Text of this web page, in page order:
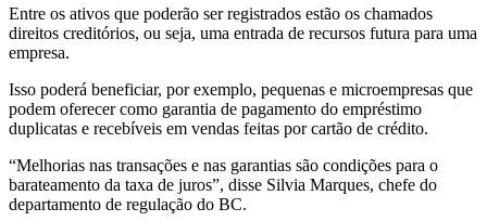
Entre os ativos que poderão ser registrados estão os chamados
direitos creditórios, ou seja, uma entrada de recursos futura para uma
empresa.
Isso poderá beneficiar, por exemplo, pequenas e microempresas que
podem oferecer como garantia de pagamento do empréstimo
duplicatas e recebíveis em vendas feitas por cartão de crédito.
“Melhorias nas transações e nas garantias são condições para o
barateamento da taxa de juros”, disse Silvia Marques, chefe do
departamento de regulação do BC.